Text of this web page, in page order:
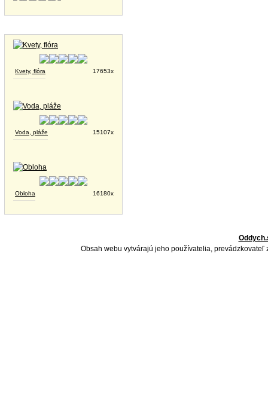
Kvety, flóra 17653x
Voda, pláže 15107x
Obloha 16180x
Obsah webu vytvárajú jeho používatelia,